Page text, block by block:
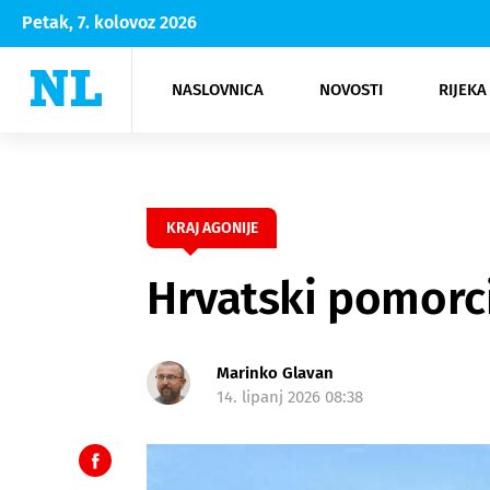
Petak, 7. kolovoz 2026
NASLOVNICA NOVOSTI
Rijeka Opatija
NK
Moda
Kultura
KRAJ AGONIJE
Hrvatski
Marinko Glavan
14. lipanj 2026 08:38